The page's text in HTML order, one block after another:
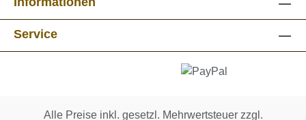
Service
Alle Preise inkl. gesetzl. Mehrwertsteuer zzgl.